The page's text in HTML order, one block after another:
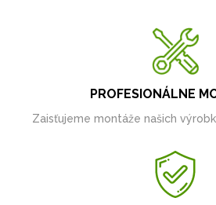
PROFESIONÁLNE
Zaisťujeme montáže našich